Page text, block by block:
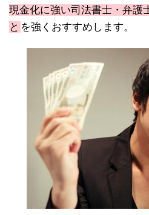
現金化に強い司法書士・弁護
と を強くおすすめします。